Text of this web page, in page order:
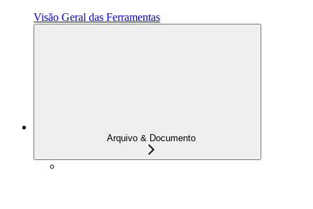
Visão Geral das Ferramentas
Arquivo & Documento